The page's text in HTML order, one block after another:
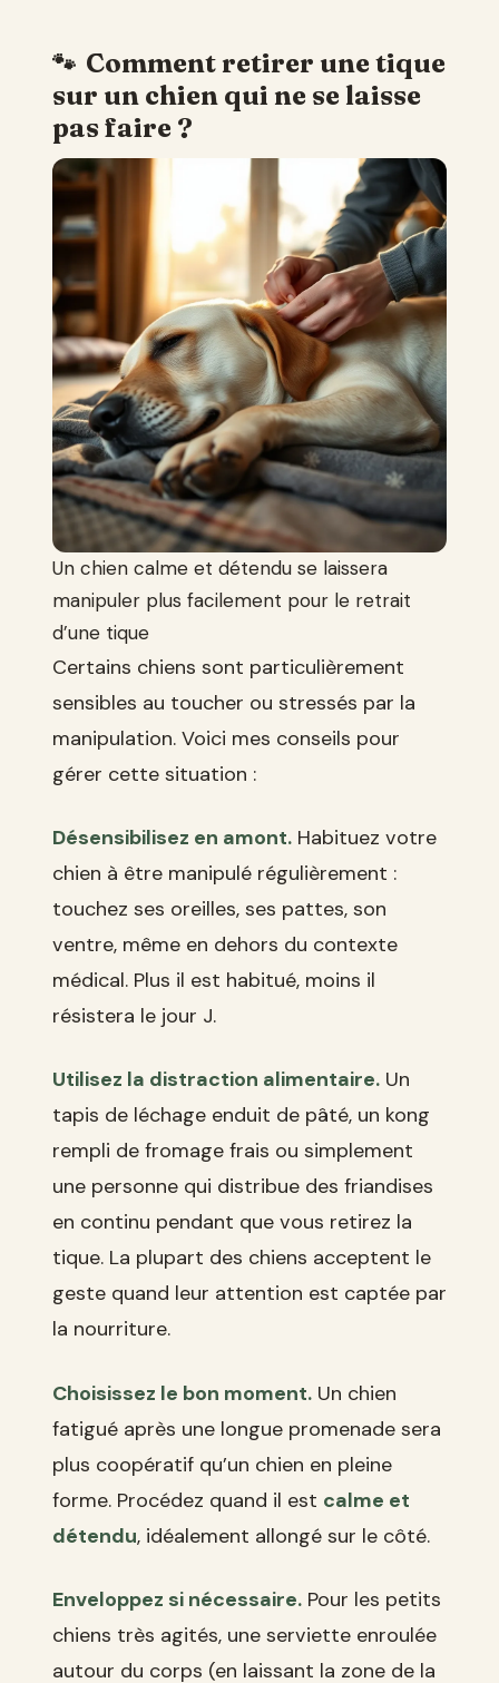
Comment retirer une tique
sur un chien qui ne se laisse
pas faire ?
Un chien calme et détendu se laissera
manipuler plus facilement pour le retrait
d’une tique
Certains chiens sont particulièrement
sensibles au toucher ou stressés par la
manipulation. Voici mes conseils pour
gérer cette situation :
Désensibilisez en amont. Habituez votre
chien à être manipulé régulièrement :
touchez ses oreilles, ses pattes, son
ventre, même en dehors du contexte
médical. Plus il est habitué, moins il
résistera le jour J.
Utilisez la distraction alimentaire. Un
tapis de léchage enduit de pâté, un kong
rempli de fromage frais ou simplement
une personne qui distribue des friandises
en continu pendant que vous retirez la
tique. La plupart des chiens acceptent le
geste quand leur attention est captée par
la nourriture.
Choisissez le bon moment. Un chien
fatigué après une longue promenade sera
plus coopératif qu’un chien en pleine
forme. Procédez quand il est calme et
détendu, idéalement allongé sur le côté.
Enveloppez si nécessaire. Pour les petits
chiens très agités, une serviette enroulée
autour du corps (en laissant la zone de la